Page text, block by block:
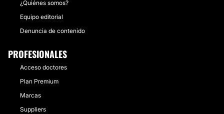
¿Quiénes somos?
Equipo editorial
Denuncia de contenido
PROFESIONALES
Acceso doctores
Plan Premium
Marcas
Suppliers